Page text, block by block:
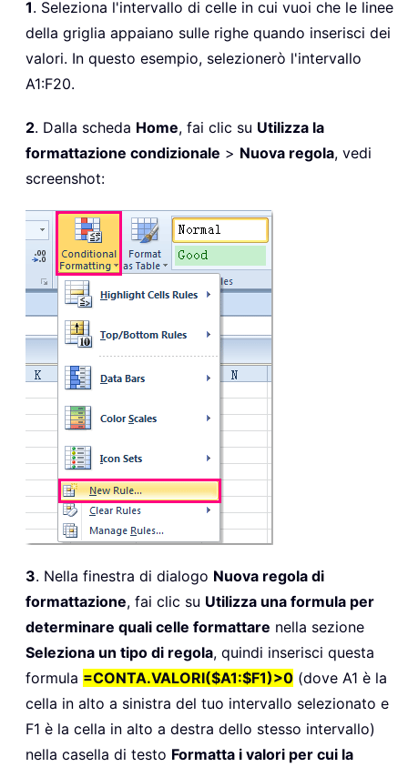
1. Seleziona l'intervallo di celle in cui vuoi che le linee
della griglia appaiano sulle righe quando inserisci dei
valori. In questo esempio, selezionerò l'intervallo
A1:F20.
2. Dalla scheda Home, fai clic su Utilizza la
formattazione condizionale > Nuova regola, vedi
screenshot:
3. Nella finestra di dialogo Nuova regola di
formattazione, fai clic su Utilizza una formula per
determinare quali celle formattare nella sezione
Seleziona un tipo di regola, quindi inserisci questa
formula =CONTA.VALORI($A1:$F1)>0 (dove A1 è la
cella in alto a sinistra del tuo intervallo selezionato e
F1 è la cella in alto a destra dello stesso intervallo)
nella casella di testo Formatta i valori per cui la